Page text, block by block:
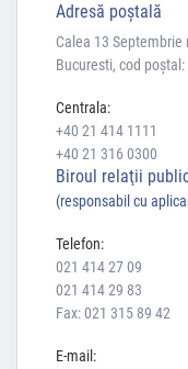
Adresă poştală
Calea 13 Septembrie
Bucuresti, cod poștal:
Centrala:
+40 21 414 1111
+40 21 316 0300
Biroul relaţii
(responsabil cu
Telefon:
021 414 27 09
021 414 29 83
Fax: 021 315 89 42
E-mail: